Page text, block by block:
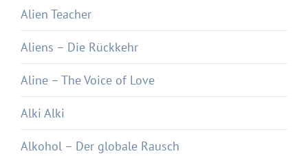
Alien Teacher
Aliens – Die Rückkehr
Aline – The Voice of Love
Alki Alki
Alkohol – Der globale Rausch